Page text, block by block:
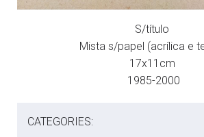
S/título
Mista s/papel (acrílica e
17x11cm
1985-2000
CATEGORIES: